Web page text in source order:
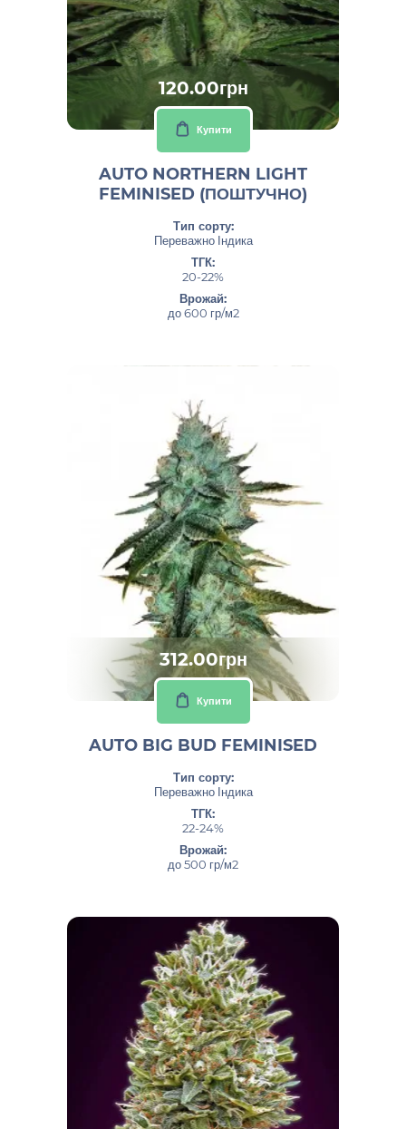
120.00грн
Купити
AUTO NORTHERN LIGHT
FEMINISED (ПОШТУЧНО)
Тип сорту:
Переважно Індика
ТГК:
20-22%
Врожай:
до 600 гр/м2
312.00грн
Купити
AUTO BIG BUD FEMINISED
Тип сорту:
Переважно Індика
ТГК:
22-24%
Врожай:
до 500 гр/м2